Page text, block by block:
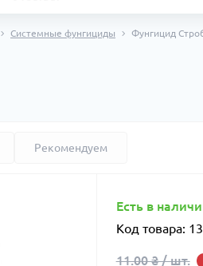
Системные фунгициды Фунгицид
Рекомендуем
Есть в
Код товара:
11.00 ₴ / шт.